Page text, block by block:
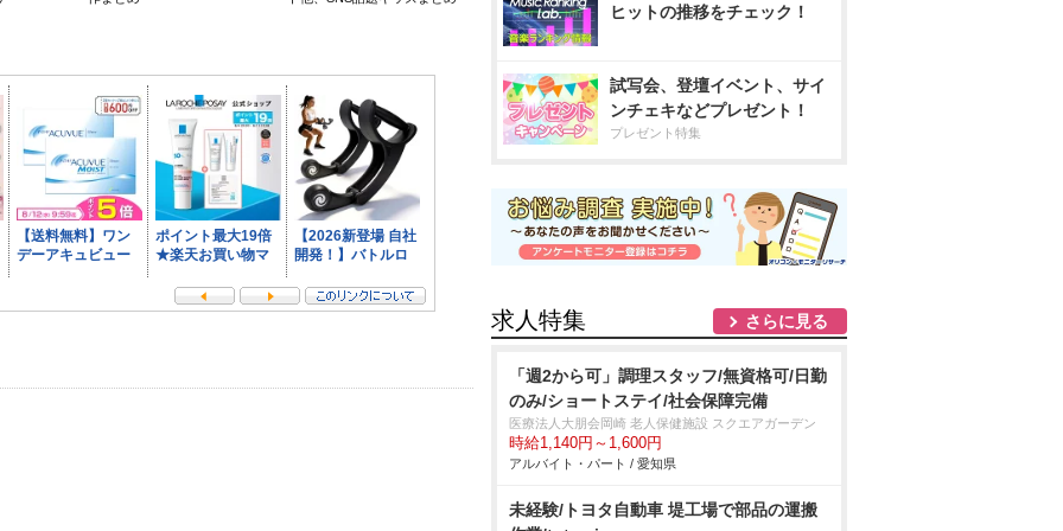
ヒットの推移をチェック！
試写会、登壇イベント、サイ
ンチェキなどプレゼント！
プレゼント特集
求人特集 さらに見る
「週2から可」調理スタッフ/無資格可/日勤
のみ/ショートステイ/社会保障完備
医療法人大朋会岡崎 老人保健施設 スクエアガーデン
時給1,140円～1,600円
アルバイト・パート / 愛知県
未経験/トヨタ自動車 堤工場で部品の運搬